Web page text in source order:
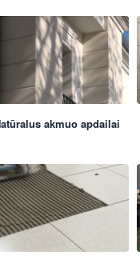
akmuo apdailai